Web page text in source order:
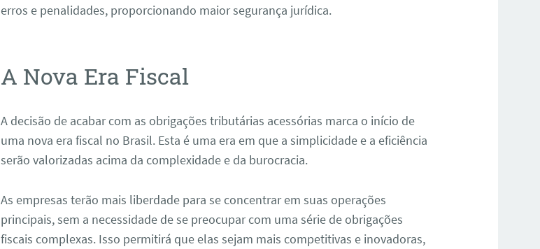
erros e penalidades, proporcionando maior segurança jurídica.
A Nova Era Fiscal
A decisão de acabar com as obrigações tributárias acessórias marca o início de
uma nova era fiscal no Brasil. Esta é uma era em que a simplicidade e a eficiência
serão valorizadas acima da complexidade e da burocracia.
As empresas terão mais liberdade para se concentrar em suas operações
principais, sem a necessidade de se preocupar com uma série de obrigações
fiscais complexas. Isso permitirá que elas sejam mais competitivas e inovadoras,